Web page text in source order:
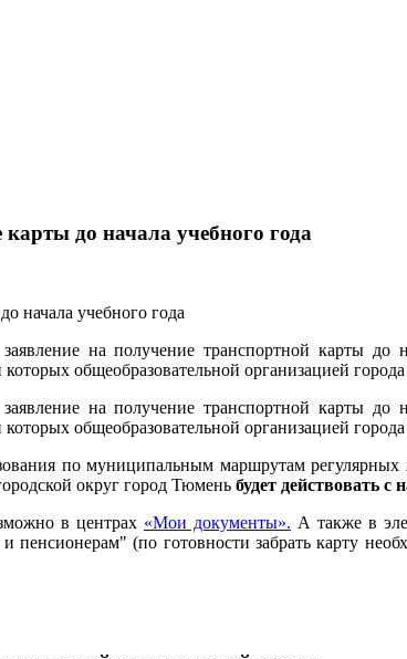
до начала учебного года
на получение транспортной карты до
общеобразовательной организацией
на получение транспортной карты до
общеобразовательной организацией
по муниципальным маршрутам
округ город Тюмень будет действовать с
в центрах «Мои документы». А также в
пенсионерам" (по готовности забрать карту